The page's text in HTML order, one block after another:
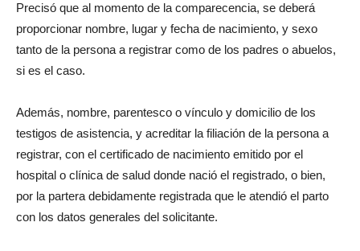
Precisó que al momento de la comparecencia, se deberá
proporcionar nombre, lugar y fecha de nacimiento, y sexo
tanto de la persona a registrar como de los padres o abuelos,
si es el caso.
Además, nombre, parentesco o vínculo y domicilio de los
testigos de asistencia, y acreditar la filiación de la persona a
registrar, con el certificado de nacimiento emitido por el
hospital o clínica de salud donde nació el registrado, o bien,
por la partera debidamente registrada que le atendió el parto
con los datos generales del solicitante.